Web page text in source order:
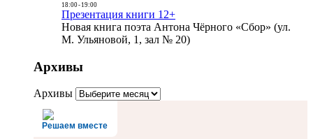
18:00- 19:00
Презентация книги 12+
Новая книга поэта Антона Чёрного «Сбор» (ул.
М. Ульяновой, 1, зал № 20)
Архивы
Архивы
Решаем вместе